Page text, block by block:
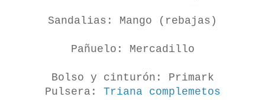
Sandalias: Mango (rebajas)
Pañuelo: Mercadillo
Bolso y cinturón: Primark
Pulsera: Triana complemetos